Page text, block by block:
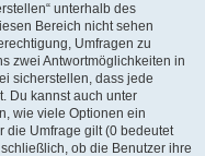
unterhalb des
Bereich nicht sehen
Umfragen zu
zwei Antwortmöglichkeiten in
sicherstellen, dass jede
Du kannst auch unter
wie viele Optionen ein
die Umfrage gilt (0 bedeutet
ob die Benutzer ihre